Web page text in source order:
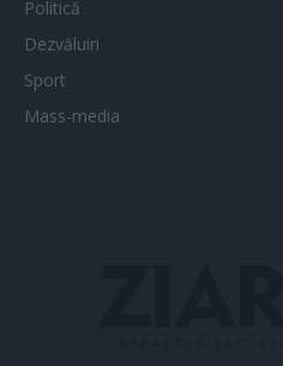
Politică
Dezvăluiri
Sport
Mass-media